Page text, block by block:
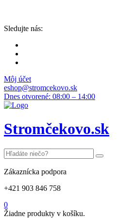
Sledujte nás:
Môj účet
eshop@stromcekovo.sk
Dnes otvorené: 08:00 – 14:00
Stromčekovo.sk
Zákaznícka podpora
+421 903 846 758
0
Žiadne produkty v košíku.